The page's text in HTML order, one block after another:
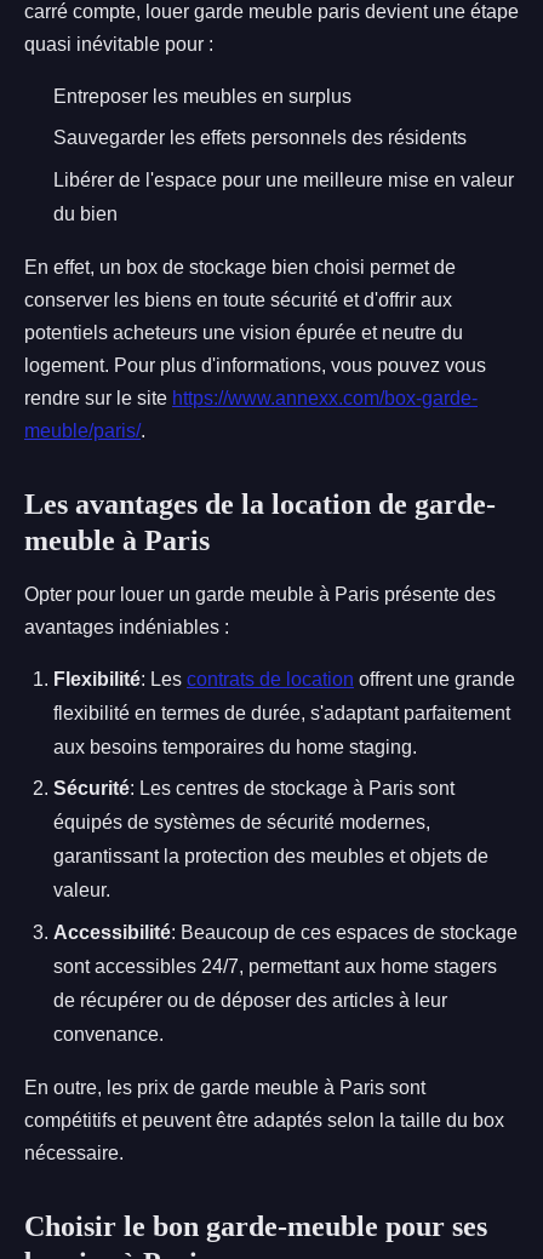
carré compte, louer garde meuble paris devient une étape
quasi inévitable pour :
Entreposer les meubles en surplus
Sauvegarder les effets personnels des résidents
Libérer de l'espace pour une meilleure mise en valeur
du bien
En effet, un box de stockage bien choisi permet de
conserver les biens en toute sécurité et d'offrir aux
potentiels acheteurs une vision épurée et neutre du
logement. Pour plus d'informations, vous pouvez vous
rendre sur le site https://www.annexx.com/box-garde-
meuble/paris/.
Les avantages de la location de garde-
meuble à Paris
Opter pour louer un garde meuble à Paris présente des
avantages indéniables :
Flexibilité: Les contrats de location offrent une grande
flexibilité en termes de durée, s'adaptant parfaitement
aux besoins temporaires du home staging.
Sécurité: Les centres de stockage à Paris sont
équipés de systèmes de sécurité modernes,
garantissant la protection des meubles et objets de
valeur.
Accessibilité: Beaucoup de ces espaces de stockage
sont accessibles 24/7, permettant aux home stagers
de récupérer ou de déposer des articles à leur
convenance.
En outre, les prix de garde meuble à Paris sont
compétitifs et peuvent être adaptés selon la taille du box
nécessaire.
Choisir le bon garde-meuble pour ses